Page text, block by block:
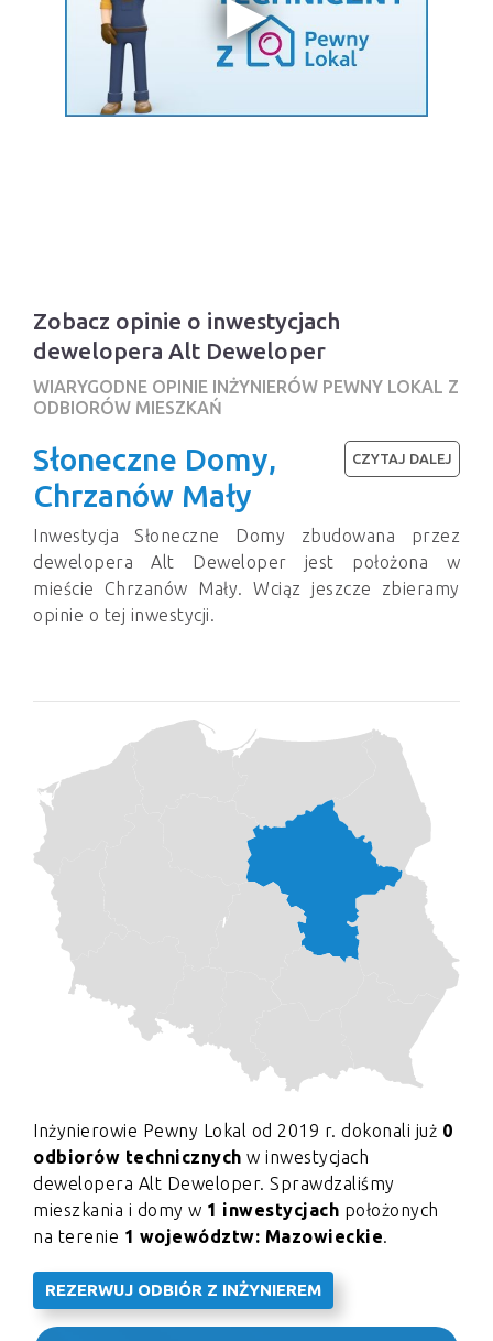
Zobacz opinie o inwestycjach
dewelopera Alt Deweloper
WIARYGODNE OPINIE INŻYNIERÓW PEWNY LOKAL Z
ODBIORÓW MIESZKAŃ
Słoneczne Domy,
Chrzanów Mały
Inwestycja Słoneczne Domy zbudowana przez
dewelopera Alt Deweloper jest położona w
mieście Chrzanów Mały. Wciąz jeszcze zbieramy
opinie o tej inwestycji.
CZYTAJ DALEJ
Inżynierowie Pewny Lokal od 2019 r. dokonali już 0
odbiorów technicznych w inwestycjach
dewelopera Alt Deweloper. Sprawdzaliśmy
mieszkania i domy w 1 inwestycjach położonych
na terenie 1 województw: Mazowieckie.
REZERWUJ ODBIÓR Z INŻYNIEREM